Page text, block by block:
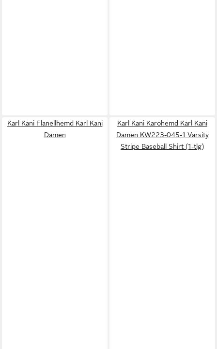
Karl Kani Flanellhemd Karl Kani
Damen
Karl Kani Karohemd Karl Kani
Damen KW223-045-1 Varsity
Stripe Baseball Shirt (1-tlg)